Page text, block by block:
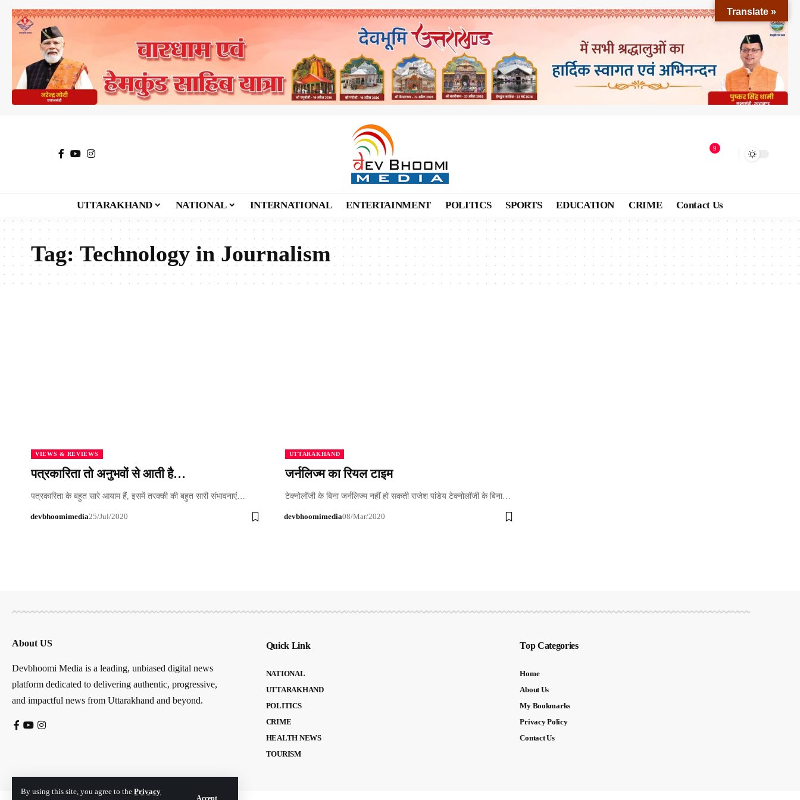
By using this site, you agree to the Privacy
Accept
9
UTTARAKHAND NATIONAL INTERNATIONAL ENTERTAINMENT POLITICS SPORTS EDUCATION CRIME Contact Us
Tag:Technology in Journalism
VIEWS & REVIEWS
पत्रकारिता तो अनुभवों से आती है…
पत्रकारिता के बहुत सारे आयाम हैं, इसमें तरक्की की बहुत सारी संभावनाएं…
devbhoomimedia25/Jul/2020
UTTARAKHAND
जर्नलिज्म का रियल टाइम
टेक्नोलॉजी के बिना जर्नलिज्म नहीं हो सकती राजेश पांडेय टेक्नोलॉजी के बिना…
devbhoomimedia08/Mar/2020
About US
Devbhoomi Media is a leading, unbiased digital news
platform dedicated to delivering authentic, progressive,
and impactful news from Uttarakhand and beyond.
Quick Link
NATIONAL
UTTARAKHAND
POLITICS
CRIME
HEALTH NEWS
TOURISM
Top Categories
Home
About Us
My Bookmarks
Privacy Policy
Contact Us
Translate »